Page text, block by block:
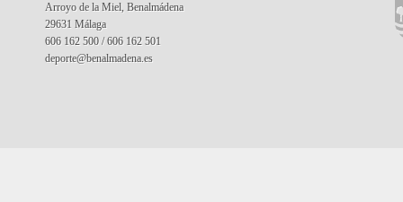
Arroyo de la Miel, Benalmádena
29631 Málaga
606 162 500 / 606 162 501
deporte@benalmadena.es